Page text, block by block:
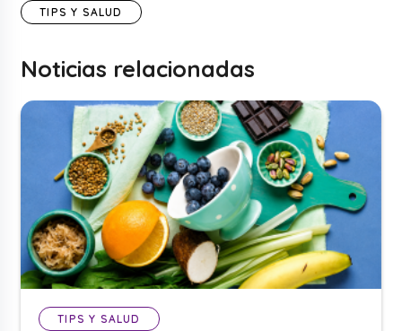
TIPS Y SALUD
Noticias relacionadas
TIPS Y SALUD